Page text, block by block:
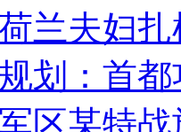
兰夫妇
划：首
区某特